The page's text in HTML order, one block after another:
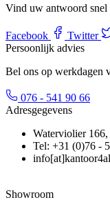
Vind uw antwoord snel
Facebook Twitter
Persoonlijk advies
Bel ons op werkdagen
076 - 541 90 66
Adresgegevens
Waterviolier
Tel: +31 (0)76 -
Showroom